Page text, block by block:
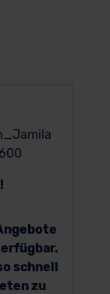
schnell
zu